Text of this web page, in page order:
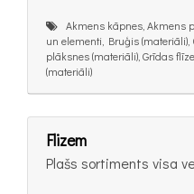
Akmens kāpnes, Akmens
un elementi, Bruģis
plāksnes (materiāli), Grīdas
(materiāli)
Flizem
Plašs sortiments visa